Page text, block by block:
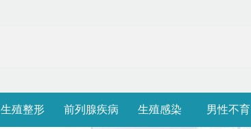
生殖整形 前列腺疾病 生殖感染 男性不育